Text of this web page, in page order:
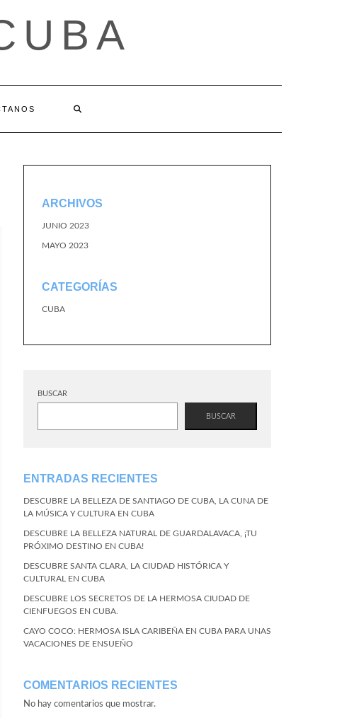
ARCHIVOS
JUNIO 2023
MAYO 2023
CATEGORÍAS
CUBA
BUSCAR
BUSCAR
ENTRADAS RECIENTES
DESCUBRE LA BELLEZA DE SANTIAGO DE CUBA, LA CUNA DE
LA MÚSICA Y CULTURA EN CUBA
DESCUBRE LA BELLEZA NATURAL DE GUARDALAVACA, ¡TU
PRÓXIMO DESTINO EN CUBA!
DESCUBRE SANTA CLARA, LA CIUDAD HISTÓRICA Y
CULTURAL EN CUBA
DESCUBRE LOS SECRETOS DE LA HERMOSA CIUDAD DE
CIENFUEGOS EN CUBA.
CAYO COCO: HERMOSA ISLA CARIBEÑA EN CUBA PARA UNAS
VACACIONES DE ENSUEÑO
COMENTARIOS RECIENTES
No hay comentarios que mostrar.